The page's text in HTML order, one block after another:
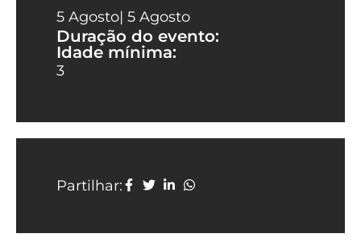
5 Agosto| 5 Agosto
Duração do evento:
Idade mínima:
3
Partilhar: